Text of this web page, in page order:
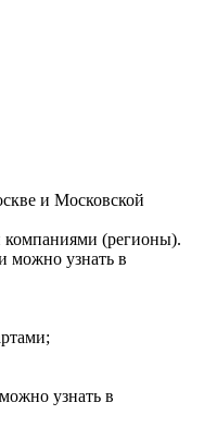
и Московской
компаниями (регионы).
можно узнать в
узнать в